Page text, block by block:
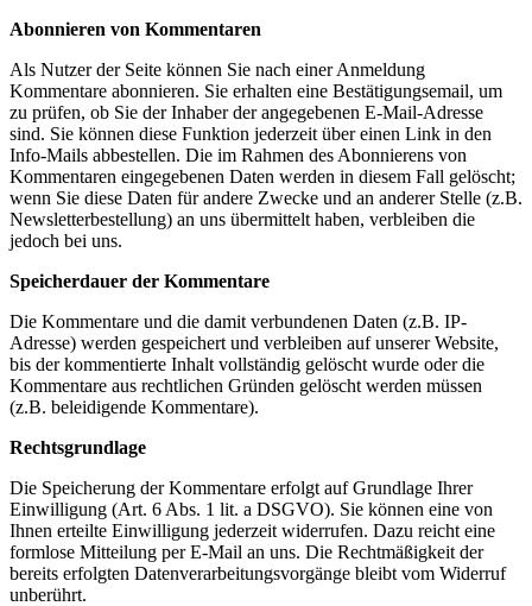
Abonnieren von Kommentaren
Als Nutzer der Seite können Sie nach einer Anmeldung
Kommentare abonnieren. Sie erhalten eine Bestätigungsemail, um
zu prüfen, ob Sie der Inhaber der angegebenen E-Mail-Adresse
sind. Sie können diese Funktion jederzeit über einen Link in den
Info-Mails abbestellen. Die im Rahmen des Abonnierens von
Kommentaren eingegebenen Daten werden in diesem Fall gelöscht;
wenn Sie diese Daten für andere Zwecke und an anderer Stelle (z.B.
Newsletterbestellung) an uns übermittelt haben, verbleiben die
jedoch bei uns.
Speicherdauer der Kommentare
Die Kommentare und die damit verbundenen Daten (z.B. IP-
Adresse) werden gespeichert und verbleiben auf unserer Website,
bis der kommentierte Inhalt vollständig gelöscht wurde oder die
Kommentare aus rechtlichen Gründen gelöscht werden müssen
(z.B. beleidigende Kommentare).
Rechtsgrundlage
Die Speicherung der Kommentare erfolgt auf Grundlage Ihrer
Einwilligung (Art. 6 Abs. 1 lit. a DSGVO). Sie können eine von
Ihnen erteilte Einwilligung jederzeit widerrufen. Dazu reicht eine
formlose Mitteilung per E-Mail an uns. Die Rechtmäßigkeit der
bereits erfolgten Datenverarbeitungsvorgänge bleibt vom Widerruf
unberührt.